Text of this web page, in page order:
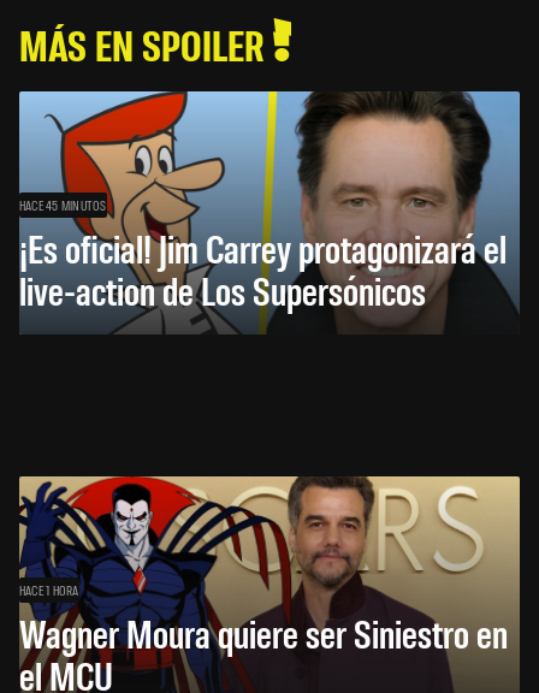
MÁS EN SPOILER
HACE 45 MINUTOS
¡Es oficial! Jim Carrey protagonizará el
live-action de Los Supersónicos
HACE 1 HORA
Wagner Moura quiere ser Siniestro en
el MCU